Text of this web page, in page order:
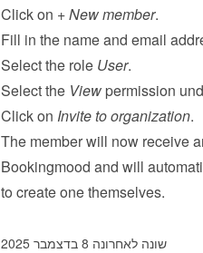
Click on + New member.
Fill in the name and email
Select the role User.
Select the View permission
Click on Invite to organization.
The member will now receive
Bookingmood and will
to create one themselves.
שונה לאחרונה 8 בדצמבר 2025